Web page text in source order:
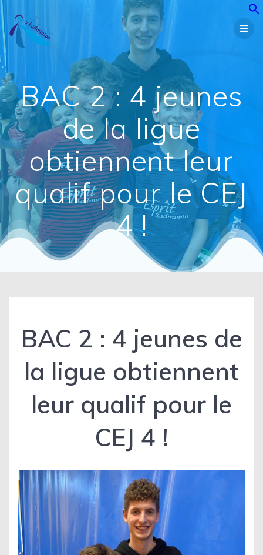
Passer
au
contenu
BAC 2 : 4 jeunes
de la ligue
obtiennent leur
qualif pour le CEJ
4 !
BAC 2 : 4 jeunes de
la ligue obtiennent
leur qualif pour le
CEJ 4 !